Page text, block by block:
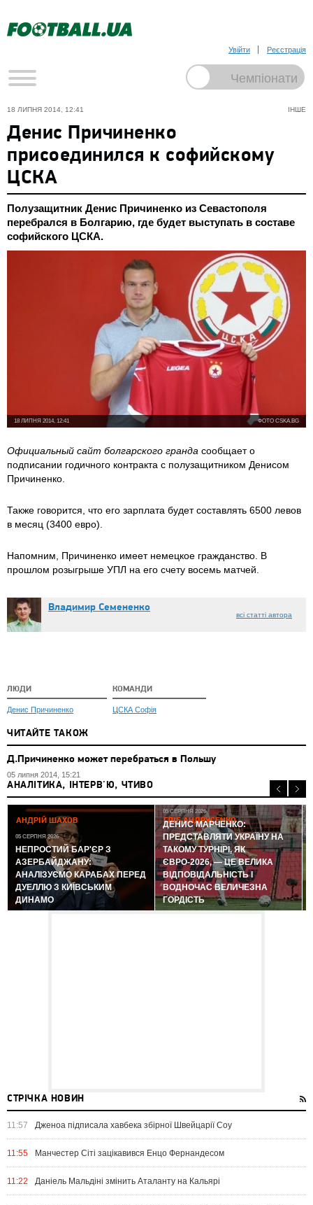
Увійти Реєстрація
ІНШЕ
18 ЛИПНЯ 2014, 12:41
Денис Причиненко
присоединился к софийскому
ЦСКА
Полузащитник Денис Причиненко из Севастополя
перебрался в Болгарию, где будет выступать в составе
софийского ЦСКА.
ФОТО CSKA.BG
18 ЛИПНЯ 2014, 12:41
Официальный сайт болгарского гранда сообщает о
подписании годичного контракта с полузащитником Денисом
Причиненко.
Также говорится, что его зарплата будет составлять 6500 левов
в месяц (3400 евро).
Напомним, Причиненко имеет немецкое гражданство. В
прошлом розыгрыше УПЛ на его счету восемь матчей.
Владимир Семененко
всі статті автора
ЛЮДИ
Денис Причиненко
КОМАНДИ
ЦСКА Софія
ЧИТАЙТЕ ТАКОЖ
Д.Причиненко может перебраться в Польшу
05 липня 2014, 15:21
АНАЛІТИКА, ІНТЕРВ'Ю, ЧТИВО
АНДРІЙ ШАХОВ
05 СЕРПНЯ 2026
НЕПРОСТИЙ БАР'ЄР З
АЗЕРБАЙДЖАНУ:
АНАЛІЗУЄМО КАРАБАХ ПЕРЕД
ДУЕЛЛЮ З КИЇВСЬКИМ
ДИНАМО
ГЛІБ АНДРУСЕНКО
05 СЕРПНЯ 2026
ДЕНИС МАРЧЕНКО:
ПРЕДСТАВЛЯТИ УКРАЇНУ НА
ТАКОМУ ТУРНІРІ, ЯК
ЄВРО-2026, — ЦЕ ВЕЛИКА
ВІДПОВІДАЛЬНІСТЬ І
ВОДНОЧАС ВЕЛИЧЕЗНА
ГОРДІСТЬ
СТРІЧКА НОВИН
11:57 Дженоа підписала хавбека збірної Швейцарії Соу
11:55 Манчестер Сіті зацікавився Енцо Фернандесом
11:22 Даніель Мальдіні змінить Аталанту на Кальярі